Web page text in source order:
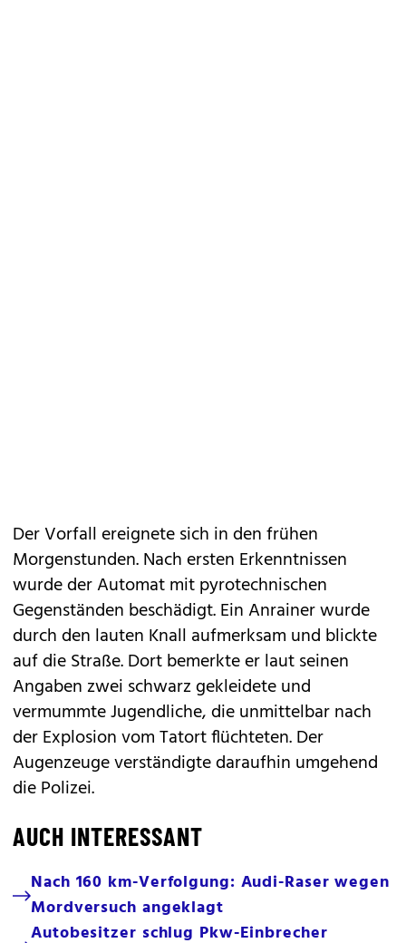
Der Vorfall ereignete sich in den frühen
Morgenstunden. Nach ersten Erkenntnissen
wurde der Automat mit pyrotechnischen
Gegenständen beschädigt. Ein Anrainer wurde
durch den lauten Knall aufmerksam und blickte
auf die Straße. Dort bemerkte er laut seinen
Angaben zwei schwarz gekleidete und
vermummte Jugendliche, die unmittelbar nach
der Explosion vom Tatort flüchteten. Der
Augenzeuge verständigte daraufhin umgehend
die Polizei.
AUCH INTERESSANT
Nach 160 km-Verfolgung: Audi-Raser wegen
Mordversuch angeklagt
Autobesitzer schlug Pkw-Einbrecher